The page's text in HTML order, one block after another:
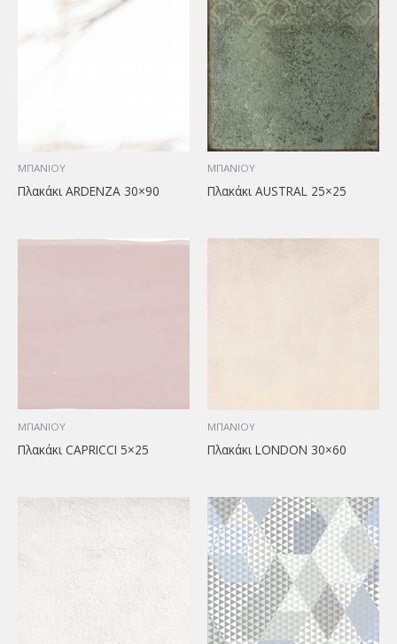
ΜΠΑΝΙΟΥ
Πλακάκι ARDENZA 30×90
ΜΠΑΝΙΟΥ
Πλακάκι AUSTRAL 25×25
ΜΠΑΝΙΟΥ
Πλακάκι CAPRICCI 5×25
ΜΠΑΝΙΟΥ
Πλακάκι LONDON 30×60